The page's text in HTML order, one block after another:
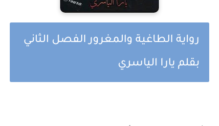
رواية الطاغية والمغرور الفصل الثاني
بقلم يارا الياسري